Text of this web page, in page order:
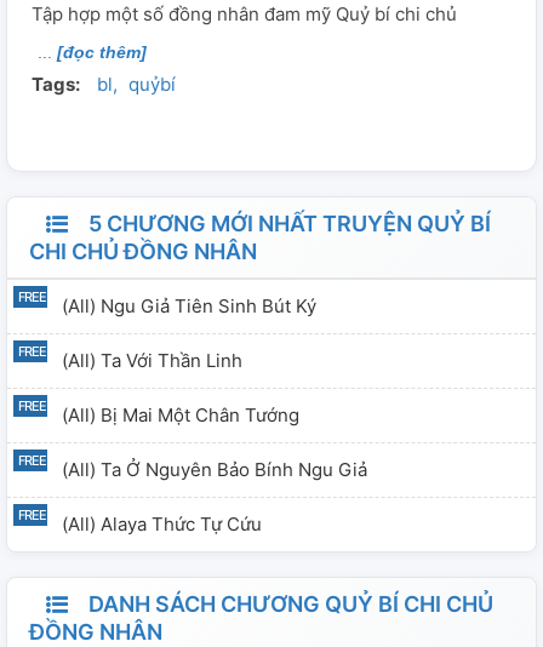
Tập hợp một số đồng nhân đam mỹ Quỷ bí chi chủ
[đọc thêm]
Tags: bl quỷbí
5 CHƯƠNG MỚI NHẤT TRUYỆN QUỶ BÍ
CHI CHỦ ĐỒNG NHÂN
(all) Ngu Giả Tiên Sinh Bút Ký
(all) Ta Với Thần Linh
(all) Bị Mai Một Chân Tướng
(all) Ta Ở Nguyên Bảo Bính Ngu Giả
(all) Alaya Thức Tự Cứu
DANH SÁCH CHƯƠNG QUỶ BÍ CHI CHỦ
ĐỒNG NHÂN